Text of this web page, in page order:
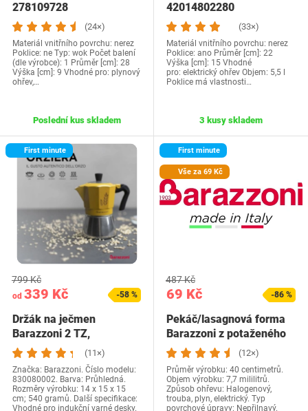
278109728
(24×)
Materiál vnitřního povrchu: nerez
Poklice: ne Typ: wok Počet balení
(dle výrobce): 1 Průměr [cm]: 28
Výška [cm]: 9 Vhodné pro: plynový
ohřev,…
Poslední kus skladem
42014802280
(33×)
Materiál vnitřního povrchu: nerez
Poklice: ano Průměr [cm]: 22
Výška [cm]: 15 Vhodné
pro: elektrický ohřev Objem: 5,5 l
Poklice má vlastnosti…
3 kusy skladem
First minute
od 339 Kč
799 Kč
-58 %
Držák na ječmen
Barazzoni 2 TZ,
kompatibilní s indukcí,…
(11×)
Značka: Barazzoni. Číslo modelu:
830080002. Barva: Průhledná.
Rozměry výrobku: 14 x 15 x 15
cm; 540 gramů. Další specifikace:
Vhodné pro indukční varné desky.
First minute
Vše za 69 Kč
69 Kč
487 Kč
-86 %
Pekáč/lasagnová forma
Barazzoni z potaženého
hliníku, 40 x…
(12×)
Průměr výrobku: 40 centimetrů.
Objem výrobku: 7,7 mililitrů.
Způsob ohřevu: Halogenový,
trouba, plyn, elektrický. Typ
povrchové úpravy: Nepřilnavý.